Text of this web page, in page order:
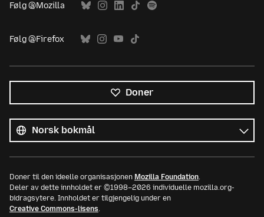
Følg @Mozilla
Følg @Firefox
Doner
språk
Språk
Doner til den ideelle organisasjonen Mozilla Foundation.
Deler av dette innholdet er ©1998–2026 individuelle mozilla.org-
bidragsytere. Innholdet er tilgjengelig under en
Creative Commons-lisens.